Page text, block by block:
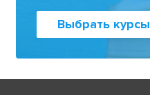
Выбрать курсы